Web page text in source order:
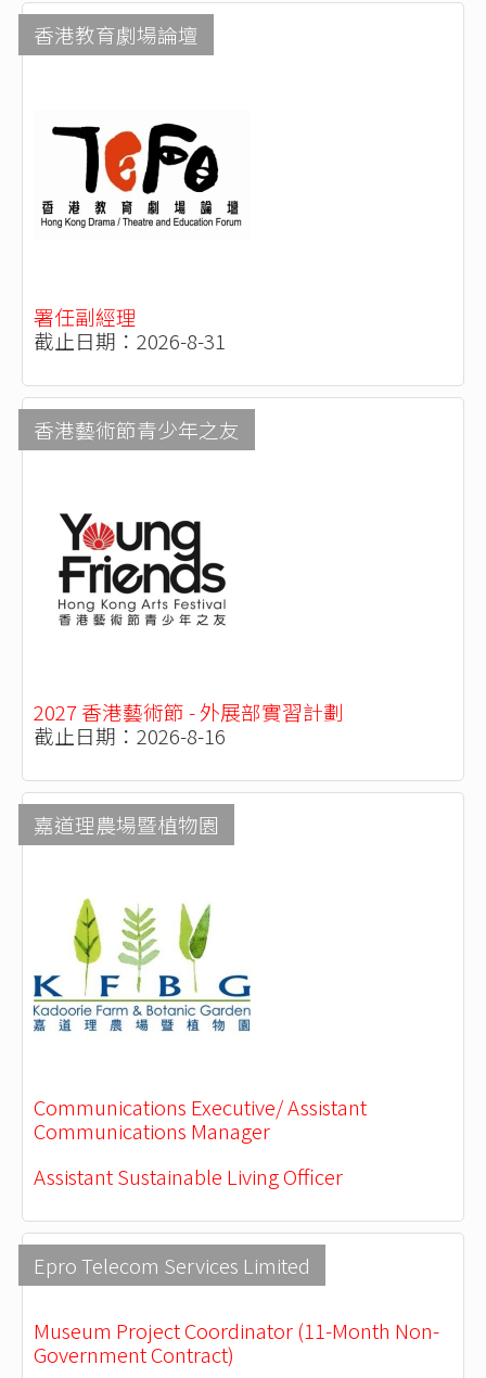
香港教育劇場論壇
署任副經理
截止日期：2026-8-31
香港藝術節青少年之友
2027 香港藝術節 - 外展部實習計劃
截止日期：2026-8-16
嘉道理農場暨植物園
Communications Executive/ Assistant
Communications Manager
Assistant Sustainable Living Officer
Epro Telecom Services Limited
Museum Project Coordinator (11-Month Non-
Government Contract)